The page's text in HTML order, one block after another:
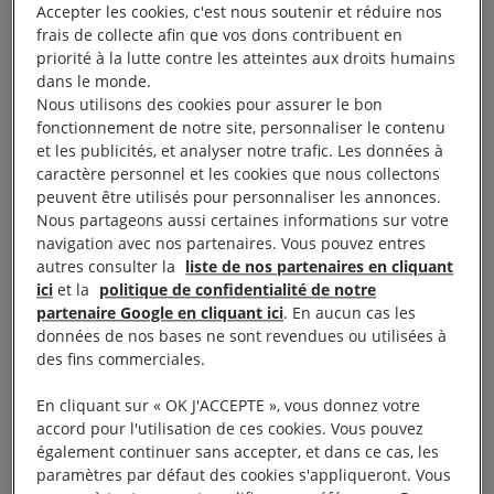
alerte sur les risques d’atteintes au droit à la vie
privée, au droit de manifester et à la liberté
d’informer :
«Pour garantir les droits fondamentaux, il ne suffit
pas de changer le nom de la loi, il faut en changer le
contenu. Si les sénateurs ont introduit quelques
avancées par rapport au texte voté par l’Assemblée
nationale, comme l’interdiction de la reconnaissance
faciale pour les images filmées par les drones, la
surveillance – notamment par drones, mais aussi
par caméras piétons ou embarquées – et l’accès
aux images de surveillance par les agents.»
Accepter les cookies, c'est nous soutenir et réduire nos
frais de collecte afin que vos dons contribuent en
priorité à la lutte contre les atteintes aux droits humains
dans le monde.
Nous utilisons des cookies pour assurer le bon
fonctionnement de notre site, personnaliser le contenu
et les publicités, et analyser notre trafic. Les données à
caractère personnel et les cookies que nous collectons
peuvent être utilisés pour personnaliser les annonces.
Nous partageons aussi certaines informations sur votre
navigation avec nos partenaires. Vous pouvez entres
autres consulter la liste de nos partenaires en cliquant
ici et la politique de confidentialité de notre
partenaire Google en cliquant ici. En aucun cas les
données de nos bases ne sont revendues ou utilisées à
des fins commerciales.
En cliquant sur « OK J'ACCEPTE », vous donnez votre
accord pour l'utilisation de ces cookies. Vous pouvez
également continuer sans accepter, et dans ce cas, les
paramètres par défaut des cookies s'appliqueront. Vous